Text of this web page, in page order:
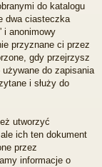
do katalogu
dwa ciasteczka
i anonimowy
przyznane ci przez
gdy przejrzysz
do zapisania
i służy do
utworzyć
ich ten dokument
przez
informacje o